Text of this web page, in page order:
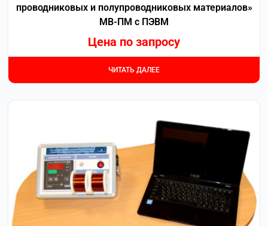
проводниковых и полупроводниковых материалов»
МВ-ПМ с ПЭВМ
Цена по запросу
ЧИТАТЬ ДАЛЕЕ